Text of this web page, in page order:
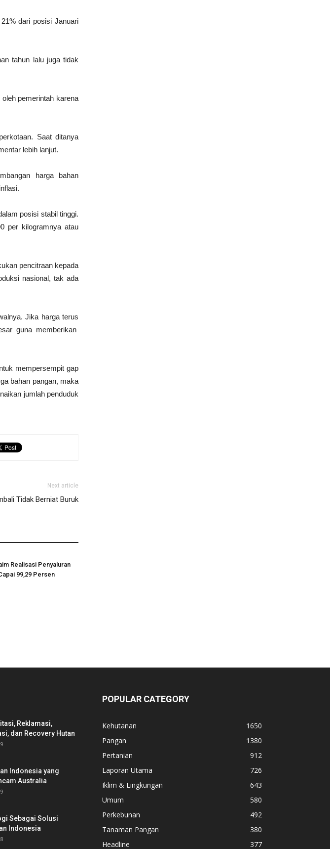
dari posisi Januari
tahun lalu juga tidak
pemerintah karena
Saat ditanya
lebih lanjut.
harga bahan
posisi stabil tinggi.
per kilogramnya atau
pencitraan kepada
nasional, tak ada
Jika harga terus
guna memberikan
mempersempit gap
bahan pangan, maka
jumlah penduduk
Next article
Tidak Berniat Buruk
Realisasi Penyaluran
99,29 Persen
Reklamasi,
dan Recovery Hutan
Indonesia yang
Australia
Sebagai Solusi
Indonesia
POPULAR CATEGORY
Kehutanan
1650
Pangan
1380
Pertanian
912
Laporan Utama
726
Iklim & Lingkungan
643
Umum
580
Perkebunan
492
Tanaman Pangan
380
Headline
377